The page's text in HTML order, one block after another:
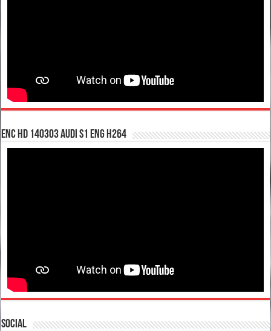
enc hd 140303 Audi S1 ENG H264
Social